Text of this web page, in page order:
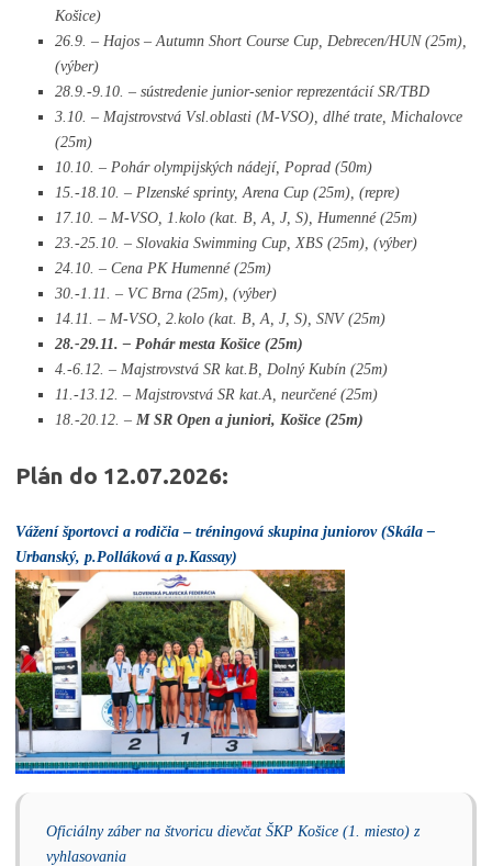
Košice)
26.9. – Hajos – Autumn Short Course Cup, Debrecen/HUN (25m),
(výber)
28.9.-9.10. – sústredenie junior-senior reprezentácií SR/TBD
3.10. – Majstrovstvá Vsl.oblasti (M-VSO), dlhé trate, Michalovce
(25m)
10.10. – Pohár olympijských nádejí, Poprad (50m)
15.-18.10. – Plzenské sprinty, Arena Cup (25m), (repre)
17.10. – M-VSO, 1.kolo (kat. B, A, J, S), Humenné (25m)
23.-25.10. – Slovakia Swimming Cup, XBS (25m), (výber)
24.10. – Cena PK Humenné (25m)
30.-1.11. – VC Brna (25m), (výber)
14.11. – M-VSO, 2.kolo (kat. B, A, J, S), SNV (25m)
28.-29.11. – Pohár mesta Košice (25m)
4.-6.12. – Majstrovstvá SR kat.B, Dolný Kubín (25m)
11.-13.12. – Majstrovstvá SR kat.A, neurčené (25m)
18.-20.12. – M SR Open a juniori, Košice (25m)
Plán do 12.07.2026:
Vážení športovci a rodičia – tréningová skupina juniorov (Skála –
Urbanský, p.Polláková a p.Kassay)
Oficiálny záber na štvoricu dievčat ŠKP Košice (1. miesto) z
vyhlasovania